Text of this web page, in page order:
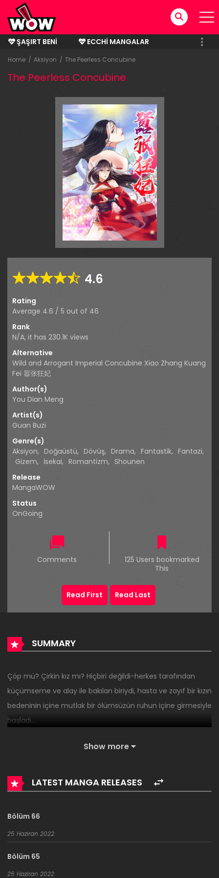
ŞAŞIRT BENI
ECCHI MANGALAR
BITMIŞ MANGALAR
Home Aksiyon The Peerless Concubine
The Peerless Concubine
4.6
Rating
Average 4.6 / 5 out of 46
Rank
N/A, it has 230.1K views
Alternative
Wild and Arrogant Imperial Concubine Xiao Zhang Kuang
Fei 嚣张狂妃
Author(s)
You Dian Meng
Artist(s)
Guan Buzi
Genre(s)
Aksiyon, Doğaüstü, Dövüş, Drama, Fantastik, Fantazi,
Gizem, İsekai, Romantizm, Shounen
Release
MangaWOW
Status
OnGoing
Comments
125 Users bookmarked
This
Read First Read Last
SUMMARY
Çöp mü? Çirkin kız mı? Hiçbiri değildi-herkes tarafından
küçümseme ve alay ile bakılan biriydi, hasta ve zayıf bir kızın
bedeninin içine mutlak bir ölümsüzün ruhun içine girmesiyle
başladı…
Show more
LATEST MANGA RELEASES
Bölüm 66
25 Haziran 2022
Bölüm 65
25 Haziran 2022